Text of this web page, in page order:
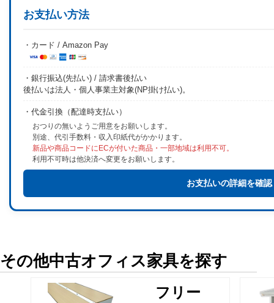
お支払い方法
・カード / Amazon Pay
・銀行振込(先払い) / 請求書後払い
後払いは法人・個人事業主対象(NP掛け払い)。
・代金引換（配達時支払い）
おつりの無いようご用意をお願いします。
別途、代引手数料・収入印紙代がかかります。
新品や商品コードにECが付いた商品・一部地域は利用不可。
利用不可時は他決済へ変更をお願いします。
お支払いの詳細を確認
その他中古オフィス家具を探す
フリー